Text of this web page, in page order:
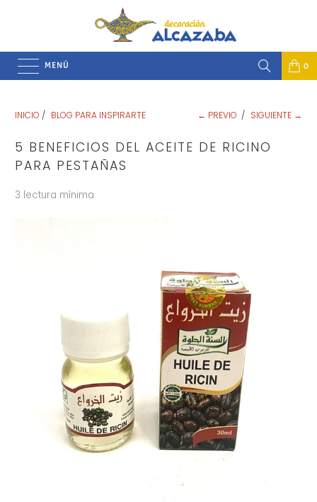
MENÚ 0
INICIO / BLOG PARA INSPIRARTE ← PREVIO / SIGUIENTE →
5 BENEFICIOS DEL ACEITE DE RICINO
PARA PESTAÑAS
3 lectura mínima